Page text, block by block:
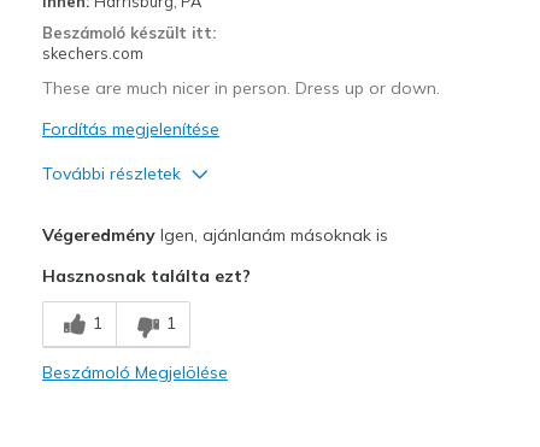
Beszámoló készült itt:
skechers.com
These are much nicer in person. Dress up or down.
Fordítás megjelenítése
További részletek
Comfortable
Stylish
VégeredményIgen, ajánlanám másoknak is
Hasznosnak találta ezt?
1 1
Beszámoló Megjelölése